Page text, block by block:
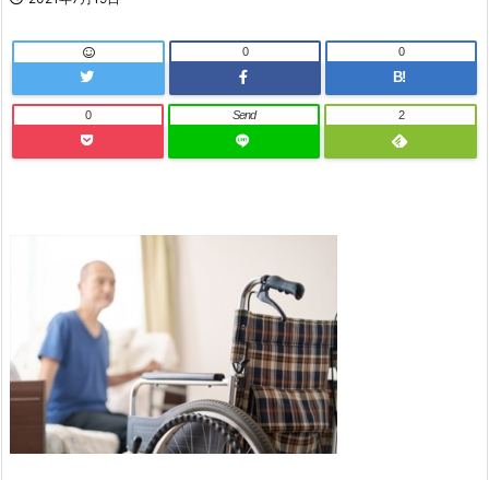
0
B!
0
0 Send 2